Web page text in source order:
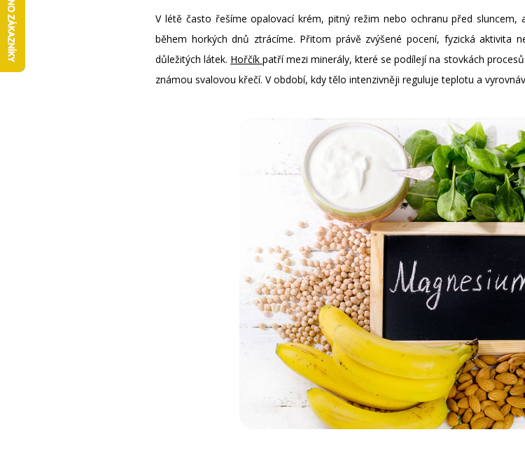
V létě často řešíme opalovací krém, pitný režim nebo ochranu před
během horkých dnů ztrácíme. Přitom právě zvýšené pocení, fyzická aktivita
důležitých látek. Hořčíkpatří mezi minerály, které se podílejí na stovkách
známou svalovou křečí. V období, kdy tělo intenzivněji reguluje teplotu a